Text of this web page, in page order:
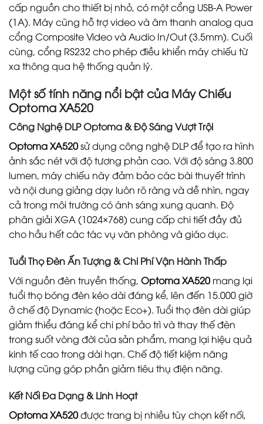
cấp nguồn cho thiết bị nhỏ, có một cổng USB-A Power
(1A). Máy cũng hỗ trợ video và âm thanh analog qua
cổng Composite Video và Audio In/Out (3.5mm). Cuối
cùng, cổng RS232 cho phép điều khiển máy chiếu từ
xa thông qua hệ thống quản lý.
Một số tính năng nổi bật của Máy Chiếu
Optoma XA520
Công Nghệ DLP Optoma & Độ Sáng Vượt Trội
Optoma XA520sử dụng công nghệ DLP để tạo ra hình
ảnh sắc nét với độ tương phản cao. Với độ sáng 3.800
lumen, máy chiếu này đảm bảo các bài thuyết trình
và nội dung giảng dạy luôn rõ ràng và dễ nhìn, ngay
cả trong môi trường có ánh sáng xung quanh. Độ
phân giải XGA (1024×768) cung cấp chi tiết đầy đủ
cho hầu hết các tác vụ văn phòng và giáo dục.
Tuổi Thọ Đèn Ấn Tượng & Chi Phí Vận Hành Thấp
Với nguồn đèn truyền thống, Optoma XA520 mang lại
tuổi thọ bóng đèn kéo dài đáng kể, lên đến 15.000 giờ
ở chế độ Dynamic (hoặc Eco+). Tuổi thọ đèn dài giúp
giảm thiểu đáng kể chi phí bảo trì và thay thế đèn
trong suốt vòng đời của sản phẩm, mang lại hiệu quả
kinh tế cao trong dài hạn. Chế độ tiết kiệm năng
lượng cũng góp phần giảm tiêu thụ điện năng.
Kết Nối Đa Dạng & Linh Hoạt
Optoma XA520được trang bị nhiều tùy chọn kết nối,